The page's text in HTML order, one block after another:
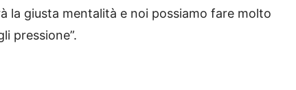
la giusta mentalità e noi possiamo fare molto
pressione”.